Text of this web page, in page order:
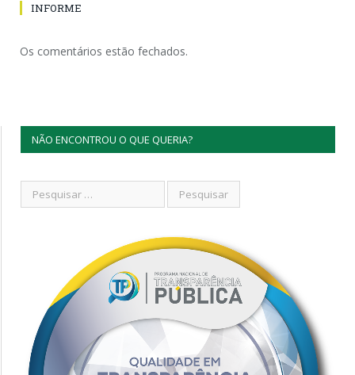
INFORME
Os comentários estão fechados.
NÃO ENCONTROU O QUE QUERIA?